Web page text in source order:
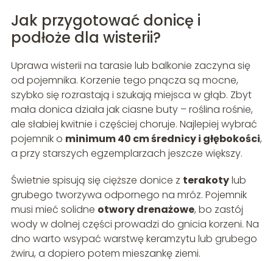
Jak przygotować donicę i
podłoże dla wisterii?
Uprawa wisterii na tarasie lub balkonie zaczyna się
od pojemnika. Korzenie tego pnącza są mocne,
szybko się rozrastają i szukają miejsca w głąb. Zbyt
mała donica działa jak ciasne buty – roślina rośnie,
ale słabiej kwitnie i częściej choruje. Najlepiej wybrać
pojemnik o minimum 40 cm średnicy i głębokości,
a przy starszych egzemplarzach jeszcze większy.
Świetnie spisują się cięższe donice z terakotylub
grubego tworzywa odpornego na mróz. Pojemnik
musi mieć solidne otwory drenażowe, bo zastój
wody w dolnej części prowadzi do gnicia korzeni. Na
dno warto wsypać warstwę keramzytu lub grubego
żwiru, a dopiero potem mieszankę ziemi.